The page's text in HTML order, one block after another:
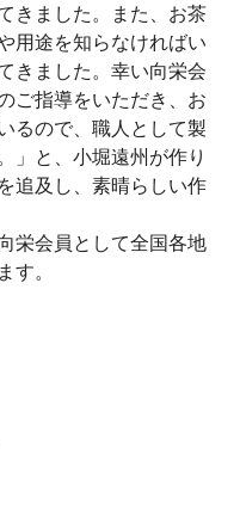
きました。また、お茶
用途を知らなければい
きました。幸い向栄会
ご指導をいただき、お
るので、職人として製
」と、小堀遠州が作り
追及し、素晴らしい作
栄会員として全国各地
す。